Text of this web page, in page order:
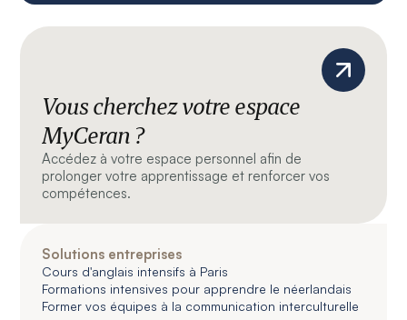
Vous cherchez votre espace
MyCeran ?
Accédez à votre espace personnel afin de
prolonger votre apprentissage et renforcer vos
compétences.
Solutions entreprises
Cours d'anglais intensifs à Paris
Formations intensives pour apprendre le néerlandais
Former vos équipes à la communication interculturelle